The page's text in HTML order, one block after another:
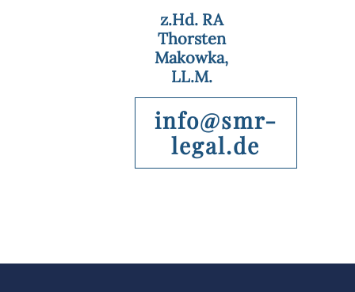
z.Hd. RA
Thorsten
Makowka,
LL.M.
info@smr-
legal.de